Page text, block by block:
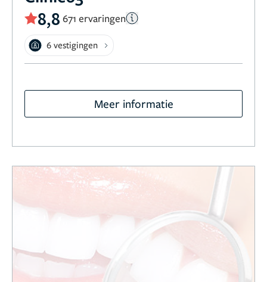
8,8 671 ervaringen
6 vestigingen
Meer informatie